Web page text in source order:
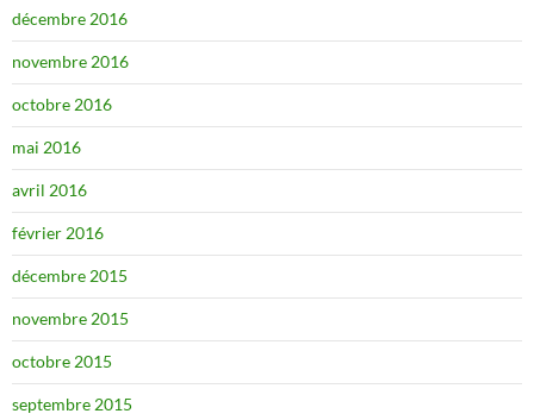
décembre 2016
novembre 2016
octobre 2016
mai 2016
avril 2016
février 2016
décembre 2015
novembre 2015
octobre 2015
septembre 2015